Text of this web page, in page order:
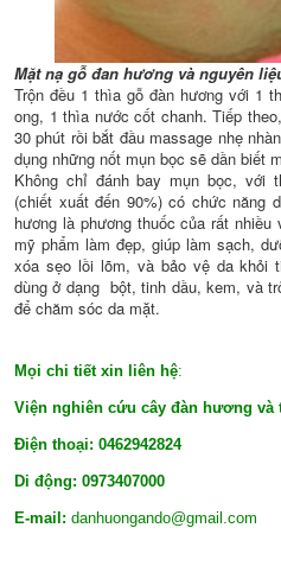
Mặt nạ gỗ đan hương và nguyên
Trộn đều 1 thìa gỗ đàn hương với 1
ong, 1 thìa nước cốt chanh. Tiếp
30 phút rồi bắt đầu massage nhẹ
dụng những nốt mụn bọc sẽ dần biết
Không chỉ đánh bay mụn bọc, với
(chiết xuất đến 90%) có chức năng
hương là phương thuốc của rất
mỹ phẩm làm đẹp, giúp làm sạch,
xóa sẹo lồi lõm, và bảo vệ da khỏi
dùng ở dạng bột, tinh dầu, kem, và
để chăm sóc da mặt.
Mọi chi tiết xin liên hệ:
Viện nghiên cứu cây đàn hương và
Điện thoại: 0462942824
Di động: 0973407000
E-mail: